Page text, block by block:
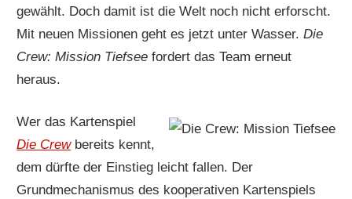
gewählt. Doch damit ist die Welt noch nicht erforscht.
Mit neuen Missionen geht es jetzt unter Wasser.Die
Crew: Mission Tiefsee fordert das Team erneut
heraus.
Wer das Kartenspiel
Die Crewbereits kennt,
dem dürfte der Einstieg leicht fallen. Der
Grundmechanismus des kooperativen Kartenspiels